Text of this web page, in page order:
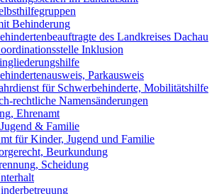
Behinderung
des Landkreises Dachau
Inklusion
Parkausweis
für Schwerbehinderte, Mobilitätshilfe
rechtliche Namensänderungen
Ehrenamt
& Familie
für Kinder, Jugend und Familie
Beurkundung
Scheidung